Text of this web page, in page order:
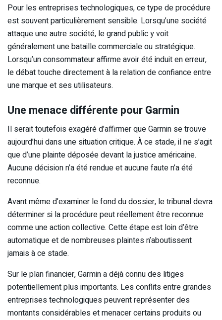
Pour les entreprises technologiques, ce type de procédure
est souvent particulièrement sensible. Lorsqu’une société
attaque une autre société, le grand public y voit
généralement une bataille commerciale ou stratégique.
Lorsqu’un consommateur affirme avoir été induit en erreur,
le débat touche directement à la relation de confiance entre
une marque et ses utilisateurs.
Une menace différente pour Garmin
Il serait toutefois exagéré d’affirmer que Garmin se trouve
aujourd’hui dans une situation critique. À ce stade, il ne s’agit
que d’une plainte déposée devant la justice américaine.
Aucune décision n’a été rendue et aucune faute n’a été
reconnue.
Avant même d’examiner le fond du dossier, le tribunal devra
déterminer si la procédure peut réellement être reconnue
comme une action collective. Cette étape est loin d’être
automatique et de nombreuses plaintes n’aboutissent
jamais à ce stade.
Sur le plan financier, Garmin a déjà connu des litiges
potentiellement plus importants. Les conflits entre grandes
entreprises technologiques peuvent représenter des
montants considérables et menacer certains produits ou